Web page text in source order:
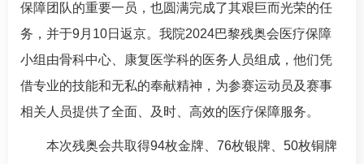
保障团队的重要一员，也圆满完成了其艰巨而光荣的任
务，并于9月10日返京。我院2024巴黎残奥会医疗保障
小组由骨科中心、 康复医学科的医务人员组成，他们凭
借专业的技能和无私的奉献精神，为参赛运动员及赛事
相关人员提供了全面、及时、高效的医疗保障服务。
本次残奥会共取得94枚金牌、76枚银牌、50枚铜牌